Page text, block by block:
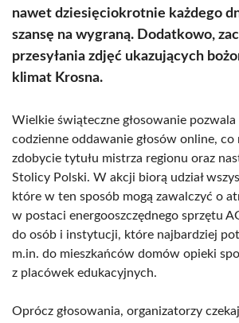
nawet dziesięciokrotnie każdego
szansę na wygraną. Dodatkowo,
przesyłania zdjęć ukazujących
klimat Krosna.
Wielkie świąteczne głosowanie pozwala
codzienne oddawanie głosów online, co
zdobycie tytułu mistrza regionu oraz
Stolicy Polski. W akcji biorą udział
które w ten sposób mogą zawalczyć o
w postaci energooszczędnego sprzętu
do osób i instytucji, które najbardziej
m.in. do mieszkańców domów opieki
z placówek edukacyjnych.
Oprócz głosowania, organizatorzy